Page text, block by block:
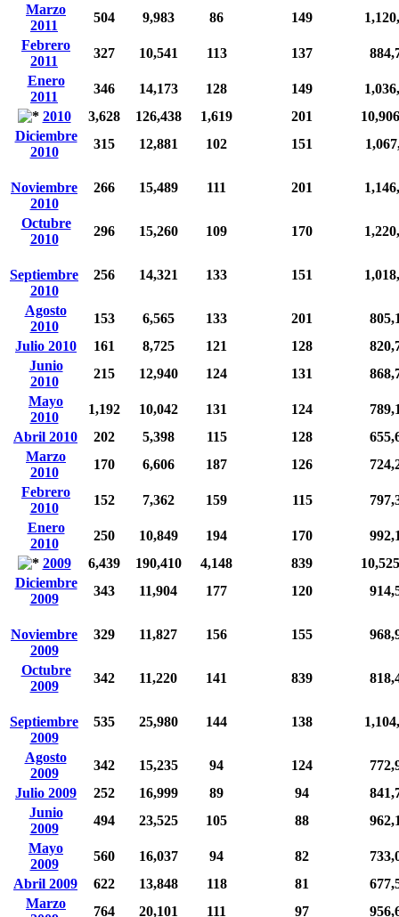
Marzo
2011
504 9,983 86 149
Febrero
2011
327 10,541 113 137
Enero
2011
346 14,173 128 149
2010
3,628 126,438 1,619 201
Diciembre
2010
315 12,881 102 151
Noviembre
2010
266 15,489 111 201
Octubre
2010
296 15,260 109 170
Septiembre
2010
256 14,321 133 151
Agosto
2010
153 6,565 133 201
Julio 2010
161 8,725 121 128
Junio
2010
215 12,940 124 131
Mayo
2010
1,192 10,042 131 124
Abril 2010
202 5,398 115 128
Marzo
2010
170 6,606 187 126
Febrero
2010
152 7,362 159 115
Enero
2010
250 10,849 194 170
2009
6,439 190,410 4,148 839
Diciembre
2009
343 11,904 177 120
Noviembre
2009
329 11,827 156 155
Octubre
2009
342 11,220 141 839
Septiembre
2009
535 25,980 144 138
Agosto
2009
342 15,235 94 124
Julio 2009
252 16,999 89 94
Junio
2009
494 23,525 105 88
Mayo
2009
560 16,037 94 82
Abril 2009
622 13,848 118 81
Marzo
764 20,101 111 97